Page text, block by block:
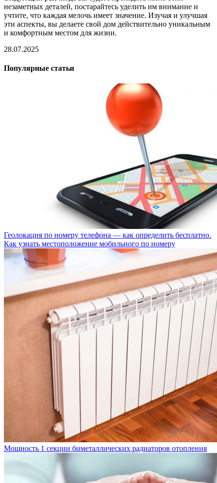
незаметных деталей, постарайтесь уделить им внимание и
учтите, что каждая мелочь имеет значение. Изучая и улучшая
эти аспекты, вы делаете свой дом действительно уникальным
и комфортным местом для жизни.
28.07.2025
Популярные статьи
Геолокация по номеру телефона — как определить бесплатно.
Как узнать местоположение мобильного по номеру
Мощность 1 секции биметаллических радиаторов отопления